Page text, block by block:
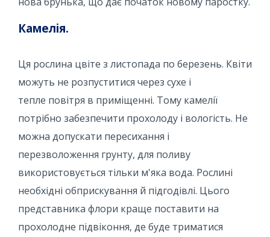
Камелія.
Ця рослина цвіте з листопада по березень. Квіти
можуть не розпуститися через сухе і
тепле повітря в приміщенні. Тому камелії
потрібно забезпечити прохолоду і вологість. Не
можна допускати пересихання і
перезволоження грунту, для поливу
використовується тільки м'яка вода. Рослині
необхідні обприскування й підгодівлі. Цього
представника флори краще поставити на
прохолодне підвіконня, де буде триматися